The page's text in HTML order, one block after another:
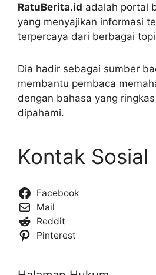
RatuBerita.id adalah portal
yang menyajikan informasi
terpercaya dari berbagai
Dia hadir sebagai sumber
membantu pembaca
dengan bahasa yang
dipahami.
Kontak Sosial
Facebook
Mail
Reddit
Pinterest